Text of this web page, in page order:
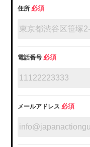
住所 必須
電話番号 必須
メールアドレス 必須